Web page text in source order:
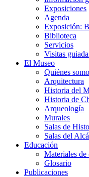
Exposiciones
Agenda
Exposición:
Biblioteca
Servicios
Visitas
El Museo
Quiénes
Arquitectura
Historia del
Historia de
Arqueología
Murales
Salas de
Salas del
Educación
Materiales
Glosario
Publicaciones